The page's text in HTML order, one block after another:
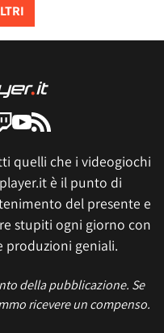
quelli che i videogiochi
è il punto di
del presente e
stupiti ogni giorno con
produzioni geniali.
della pubblicazione. Se
ricevere un compenso.